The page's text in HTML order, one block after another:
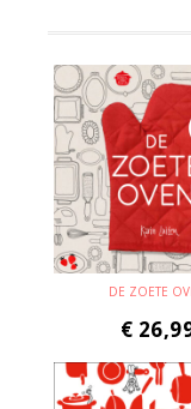
DE ZOETE
€